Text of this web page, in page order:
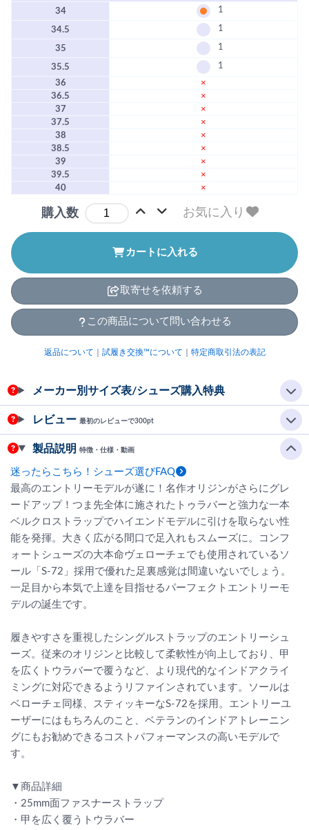
34
1
34.5 1
35 1
35.5 1
36
×
36.5
×
37
×
37.5
×
38
×
38.5
×
39
×
39.5
×
40
×
購入数 お気に入り
カートに入れる
取寄せを依頼する
この商品について問い合わせる
返品について 試履き交換™について 特定商取引法の表記
メーカー別サイズ表/シューズ購入特典
レビュー 最初のレビューで300pt
製品説明 特徴・仕様・動画
迷ったらこちら！シューズ選びFAQ
最高のエントリーモデルが遂に！名作オリジンがさらにグレ
ードアップ！つま先全体に施されたトゥラバーと強力な一本
ベルクロストラップでハイエンドモデルに引けを取らない性
能を発揮。大きく広がる間口で足入れもスムーズに。コンフ
ォートシューズの大本命ヴェローチェでも使用されているソ
ール「S-72」採用で優れた足裏感覚は間違いないでしょう。
一足目から本気で上達を目指せるパーフェクトエントリーモ
デルの誕生です。
履きやすさを重視したシングルストラップのエントリーシュ
ーズ。従来のオリジンと比較して柔軟性が向上しており、甲
を広くトウラバーで覆うなど、より現代的なインドアクライ
ミングに対応できるようリファインされています。ソールは
ベローチェ同様、スティッキーなS-72を採用。エントリーユ
ーザーにはもちろんのこと、ベテランのインドアトレーニン
グにもお勧めできるコストパフォーマンスの高いモデルで
す。
▼商品詳細
・25mm面ファスナーストラップ
・甲を広く覆うトウラバー